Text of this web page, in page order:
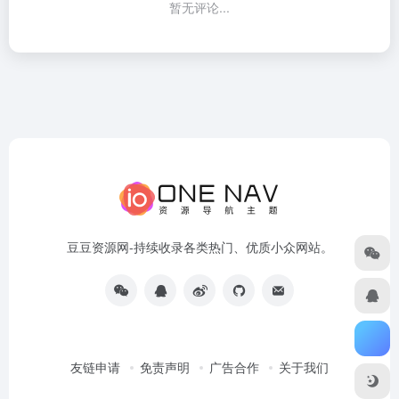
暂无评论...
豆豆资源网-持续收录各类热门、优质小众网站。
友链申请 免责声明 广告合作 关于我们